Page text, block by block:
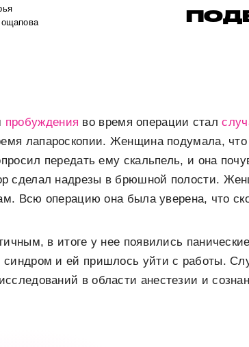
пробуждения во время операции стал
лапароскопии. Женщина подумала,
передать ему скальпель, и она
сделал надрезы в брюшной полости.
Всю операцию она была уверена, что
в итоге у нее появились
синдром и ей пришлось уйти с работы.
в области анестезии и